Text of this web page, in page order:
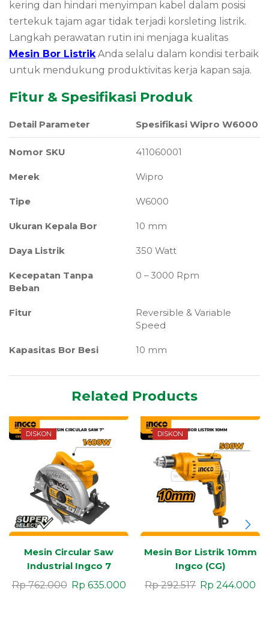
kering dan hindari menyimpan kabel dalam posisi
tertekuk tajam agar tidak terjadi korsleting listrik.
Langkah perawatan rutin ini menjaga kualitas
Mesin Bor Listrik Anda selalu dalam kondisi terbaik
untuk mendukung produktivitas kerja kapan saja.
Fitur & Spesifikasi Produk
Detail Parameter Spesifikasi Wipro W6000
Nomor SKU 411060001
Merek Wipro
Tipe W6000
Ukuran Kepala Bor 10 mm
Daya Listrik 350 Watt
Kecepatan Tanpa
Beban
0 – 3000 Rpm
Fitur
Reversible & Variable
Speed
Kapasitas Bor Besi 10 mm
Related Products
DISKON
Mesin Circular Saw
Industrial Ingco 7
Rp762.000 Rp 635.000
DISKON
Mesin Bor Listrik 10mm
Ingco (CG)
Rp292.517 Rp 244.000